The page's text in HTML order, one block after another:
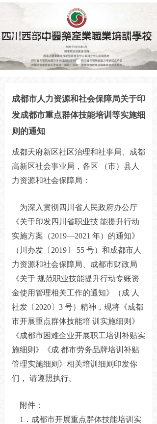
成都市人力资源和社会保障局关于印
发成都市重点群体技能培训等实施细
则的通知
成都天府新区社区治理和社事局、成都
高新区社会事业局，各区
（市）县人
力资源和社会保障局：
为深入贯彻四川省人民政府办公厅
《关于印发四川省职业技 能提升行动
实施方案（2019—2021 年）的通知》
（川办发〔2019〕 55 号）和成都市人
力资源和社会保障局、成都市财政局
《关于 规范职业技能提升行动专账资
金使用管理相关工作的通知》（成 人
社发〔2020〕3 号）精神，现将《成都
市开展重点群体技能培 训实施细则》
《成都市困难企业开展职工培训补贴实
施细则》《成 都市劳务品牌培训补贴
管理实施细则》相关培训细则印发你
们， 请遵照执行。
附件：
1．成都市开展重点群体技能培训实